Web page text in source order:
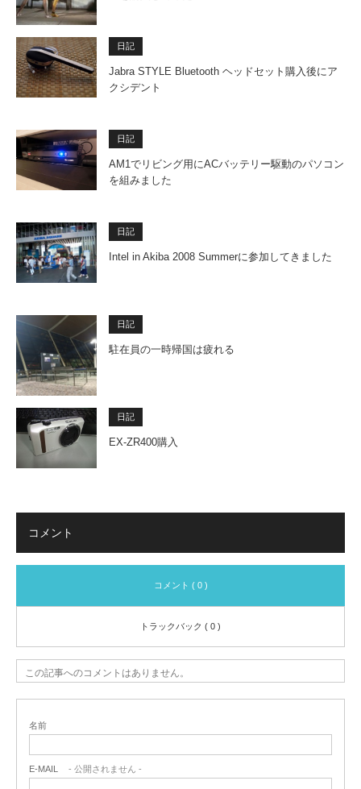
日記
Jabra STYLE Bluetooth ヘッドセット購入後にア
クシデント
日記
AM1でリビング用にACバッテリー駆動のパソコン
を組みました
日記
Intel in Akiba 2008 Summerに参加してきました
日記
駐在員の一時帰国は疲れる
日記
EX-ZR400購入
コメント
コメント ( 0 )
トラックバック ( 0 )
この記事へのコメントはありません。
名前
E-MAIL - 公開されません -